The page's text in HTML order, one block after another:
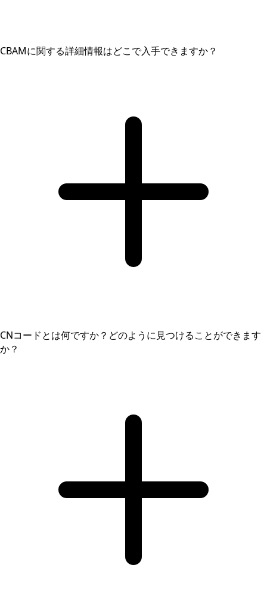
CBAMに関する詳細情報はどこで入手できますか？
CNコードとは何ですか？どのように見つけることができます
か？